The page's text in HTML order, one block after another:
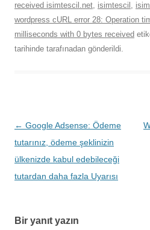
received isimtescil.net, isimtescil ,
wordpress cURL error 28: Operation
milliseconds with 0 bytes received
tarihinde tarafınadan gönderildi.
Yazı
dolaşımı
← Google Adsense: Ödeme
tutarınız, ödeme şeklinizin
ülkenizde kabul edebileceği
tutardan daha fazla Uyarısı
Bir yanıt yazın